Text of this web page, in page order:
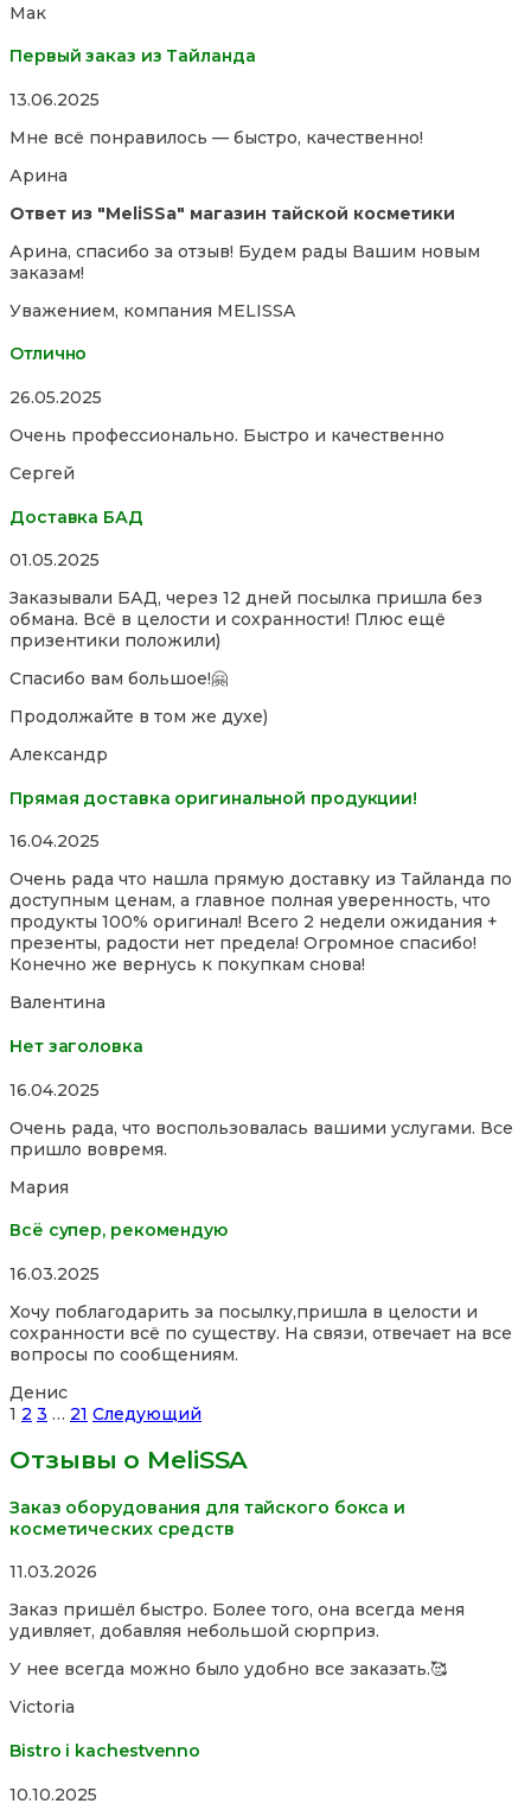
5
Мак
Первый заказ из Тайланда
Rated
out
5
13.06.2025
Мне всё понравилось — быстро, качественно!
Арина
Ответ из "MeliSSa" магазин тайской косметики
Арина, спасибо за отзыв! Будем рады Вашим новым
заказам!
Уважением, компания MELISSA
Отлично
Rated
out
5
26.05.2025
Очень профессионально. Быстро и качественно
Сергей
Доставка БАД
Rated
out
of
5
01.05.2025
Заказывали БАД, через 12 дней посылка пришла без
обмана. Всё в целости и сохранности! Плюс ещё
призентики положили)
Спасибо вам большое!🤗
Продолжайте в том же духе)
Александр
Прямая доставка оригинальной продукции!
Rated
out
of
5
16.04.2025
Очень рада что нашла прямую доставку из Тайланда по
доступным ценам, а главное полная уверенность, что
продукты 100% оригинал! Всего 2 недели ожидания +
презенты, радости нет предела! Огромное спасибо!
Конечно же вернусь к покупкам снова!
Валентина
Нет заголовка
Rated
out
of
16.04.2025
Очень рада, что воспользовалась вашими услугами. Все
пришло вовремя.
Мария
Всё супер, рекомендую
Rated
out
of
5
16.03.2025
Хочу поблагодарить за посылку,пришла в целости и
сохранности всё по существу. На связи, отвечает на все
вопросы по сообщениям.
Денис
Site
Reviews
навигация
Страница
1 Страница
2 Страница
3 … Страница
21 Следующий
Отзывы о MeliSSA
Заказ оборудования для тайского бокса и
косметических средств
Rated
out
of
11.03.2026
Заказ пришёл быстро. Более того, она всегда меня
удивляет, добавляя небольшой сюрприз.
У нее всегда можно было удобно все заказать.🥰
Victoria
Bistro i kachestvenno
Rated
10.10.2025